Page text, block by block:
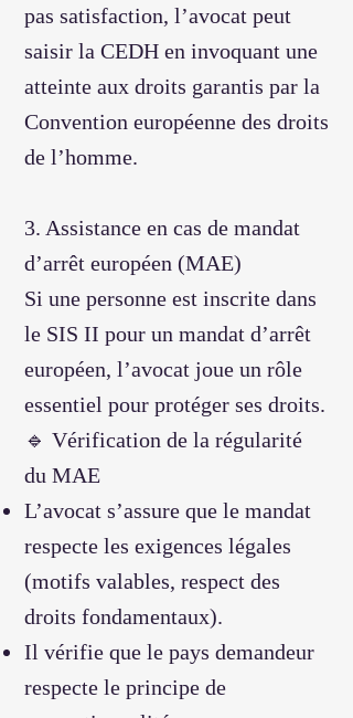
pas satisfaction, l’avocat peut
saisir la CEDH en invoquant une
atteinte aux droits garantis par la
Convention européenne des droits
de l’homme.
3. Assistance en cas de mandat
d’arrêt européen (MAE)
Si une personne est inscrite dans
le SIS II pour un mandat d’arrêt
européen, l’avocat joue un rôle
essentiel pour protéger ses droits.
🔹 Vérification de la régularité
du MAE
L’avocat s’assure que le mandat
respecte les exigences légales
(motifs valables, respect des
droits fondamentaux).
Il vérifie que le pays demandeur
respecte le principe de